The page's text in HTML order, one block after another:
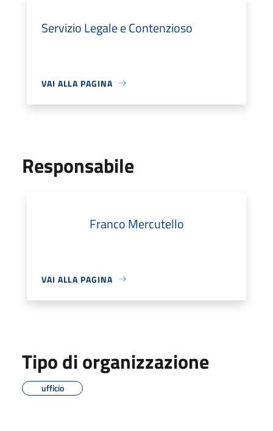
Servizio Legale e Contenzioso
VAI ALLA PAGINA
Responsabile
Franco Mercutello
VAI ALLA PAGINA
Tipo di organizzazione
ufficio